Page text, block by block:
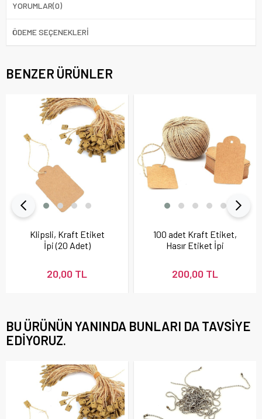
YORUMLAR(0)
ÖDEME SEÇENEKLERI
BENZER ÜRÜNLER
Klipsli, Kraft Etiket
İpi (20 Adet)
20,00 TL
100 adet Kraft Etiket,
Hasır Etiket İpi
200,00 TL
BU ÜRÜNÜN YANINDA BUNLARI DA TAVSIYE
EDIYORUZ.